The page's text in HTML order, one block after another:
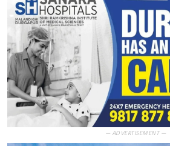
— ADVERTISEMENT —